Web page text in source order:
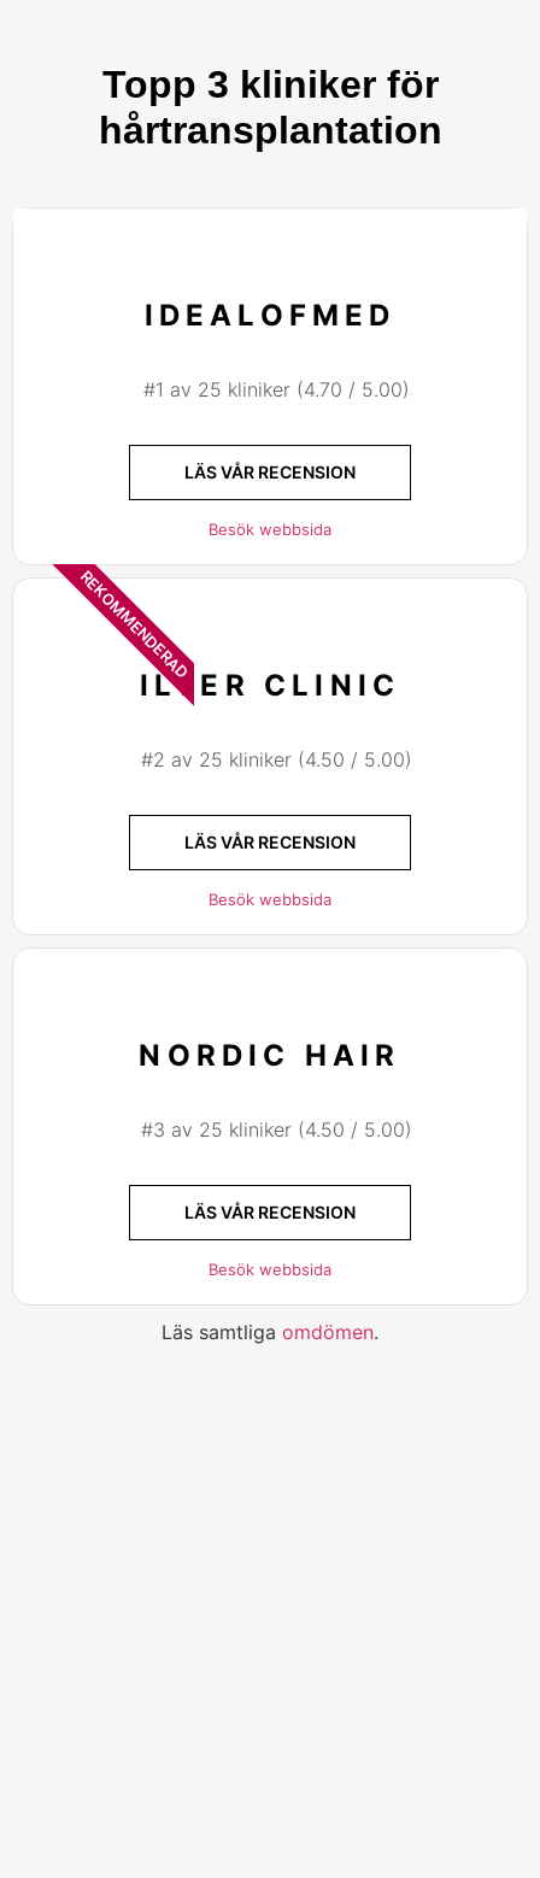
Topp 3 kliniker för
hårtransplantation
IDEALOFMED
#1 av 25 kliniker (4.70 / 5.00)
LÄS VÅR RECENSION
Besök webbsida
REKOMMENDERAD
ILTER CLINIC
#2 av 25 kliniker (4.50 / 5.00)
LÄS VÅR RECENSION
Besök webbsida
NORDIC HAIR
#3 av 25 kliniker (4.50 / 5.00)
LÄS VÅR RECENSION
Besök webbsida
Läs samtliga omdömen.